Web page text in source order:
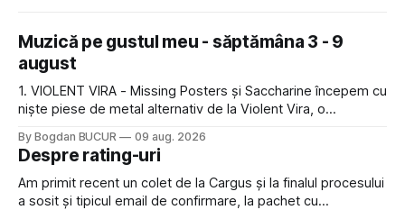
Muzică pe gustul meu - săptămâna 3 - 9
august
1. VIOLENT VIRA - Missing Posters și Saccharine începem cu
niște piese de metal alternativ de la Violent Vira, o
acest gen. E genul de muzică pe care îl ascultam cu plăcere
acum 15-20 de ani și mă bucur să văd
By Bogdan BUCUR 09 aug. 2026
Despre rating-uri
Am primit recent un colet de la Cargus și la finalul procesului
a sosit și tipicul email de confirmare, la pachet cu